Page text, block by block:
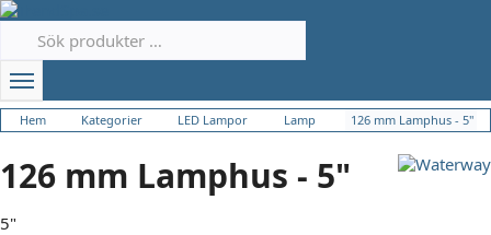
Hem Kategorier LED Lampor Lamp 126 mm Lamphus - 5"
126 mm Lamphus - 5"
5"